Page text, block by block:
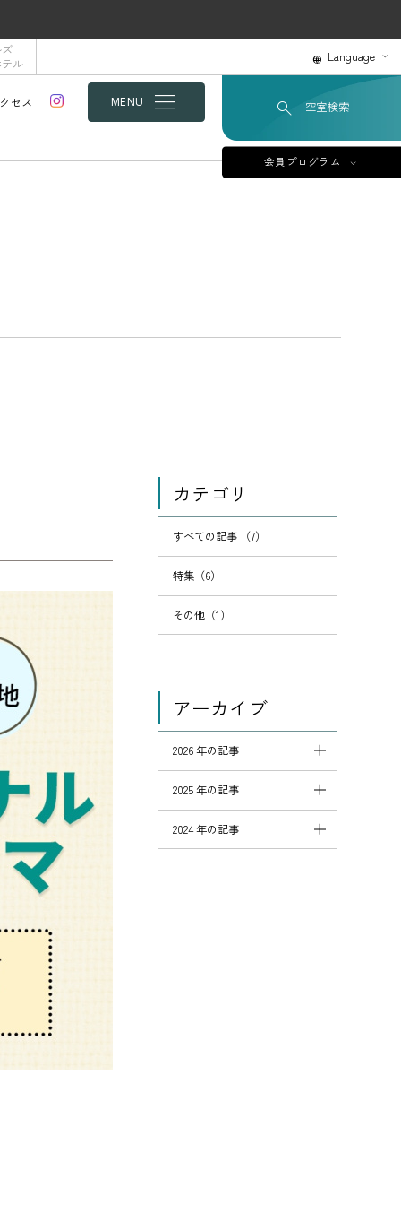
ル
Language
セス MENU 空室検索
会員プログラム
カテゴリ
すべての記事 （7）
特集（6）
その他（1）
アーカイブ
2026 年の記事
2025 年の記事
2024 年の記事